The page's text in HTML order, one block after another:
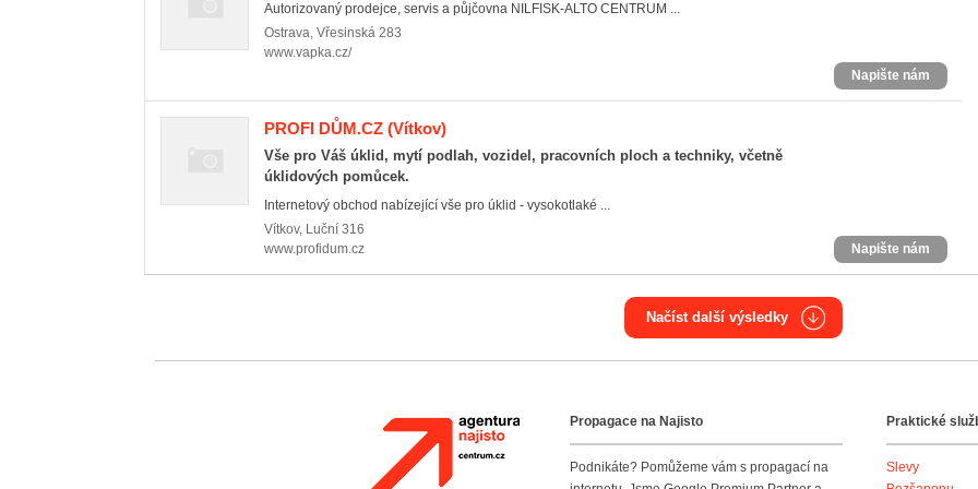
Autorizovaný prodejce, servis a půjčovna NILFISK-ALTO CENTRUM ...
Ostrava, Vřesinská 283
www.vapka.cz/
Napište nám
PROFI DŮM.CZ (Vítkov)
Vše pro Váš úklid, mytí podlah, vozidel, pracovních ploch a techniky, včetně
úklidových pomůcek.
Internetový obchod nabízející vše pro úklid - vysokotlaké ...
Vítkov, Luční 316
www.profidum.cz
Napište nám
Načíst další výsledky
Agentura NajistoPropagace na Najisto
Podnikáte? Pomůžeme vám s propagací na
Praktické
Slevy